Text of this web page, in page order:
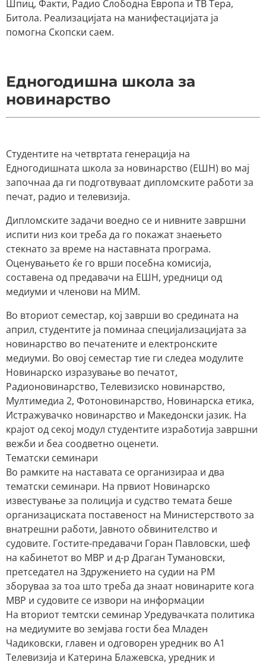
Шпиц, Факти, Радио Слободна Европа и ТВ Тера,
Битола. Реализацијата на манифестацијата ја
помогна Скопски саем.
Едногодишна школа за
новинарство
Студентите на четвртата генерација на
Едногодишната школа за новинарство (ЕШН) во мај
започнаа да ги подготвуваат дипломските работи за
печат, радио и телевизија.
Дипломските задачи воедно се и нивните завршни
испити низ кои треба да го покажат знаењето
стекнато за време на наставната програма.
Оценувањето ќе го врши посебна комисија,
составена од предавачи на ЕШН, уредници од
медиуми и членови на МИМ.
Во вториот семестар, кој заврши во средината на
април, студентите ја поминаа специјализацијата за
новинарство во печатените и електронските
медиуми. Во овој семестар тие ги следеа модулите
Новинарско изразување во печатот,
Радионовинарство, Телевизиско новинарство,
Мултимедиа 2, Фотоновинарство, Новинарска етика,
Истражувачко новинарство и Македонски јазик. На
крајот од секој модул студентите изработија завршни
вежби и беа соодветно оценети.
Тематски семинари
Во рамките на наставата се организираа и два
тематски семинари. На првиот Новинарско
известување за полиција и судство темата беше
организациската поставеност на Министерството за
внатрешни работи, Јавното обвинителство и
судовите. Гостите-предавачи Горан Павловски, шеф
на кабинетот во МВР и д-р Драган Тумановски,
претседател на Здружението на судии на РМ
зборуваа за тоа што треба да знаат новинарите кога
МВР и судовите се извори на информации
На вториот темтски семинар Уредувачката политика
на медиумите во земјава гости беа Младен
Чадиковски, главен и одговорен уредник во А1
Телевизија и Катерина Блажевска, уредник и